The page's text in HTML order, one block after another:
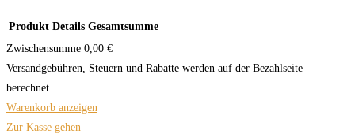
Produkt Details Gesamtsumme
Zwischensumme 0,00 €
Versandgebühren, Steuern und Rabatte werden auf der Bezahlseite
berechnet.
Warenkorb anzeigen
Zur Kasse gehen